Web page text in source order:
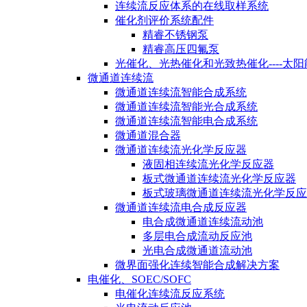
连续流反应体系的在线取样系统
催化剂评价系统配件
精睿不锈钢泵
精睿高压四氟泵
光催化、光热催化和光致热催化----太阳
微通道连续流
微通道连续流智能合成系统
微通道连续流智能光合成系统
微通道连续流智能电合成系统
微通道混合器
微通道连续流光化学反应器
液固相连续流光化学反应器
板式微通道连续流光化学反应器
板式玻璃微通道连续流光化学反
微通道连续流电合成反应器
电合成微通道连续流动池
多层电合成流动反应池
光电合成微通道流动池
微界面强化连续智能合成解决方案
电催化、SOEC/SOFC
电催化连续流反应系统